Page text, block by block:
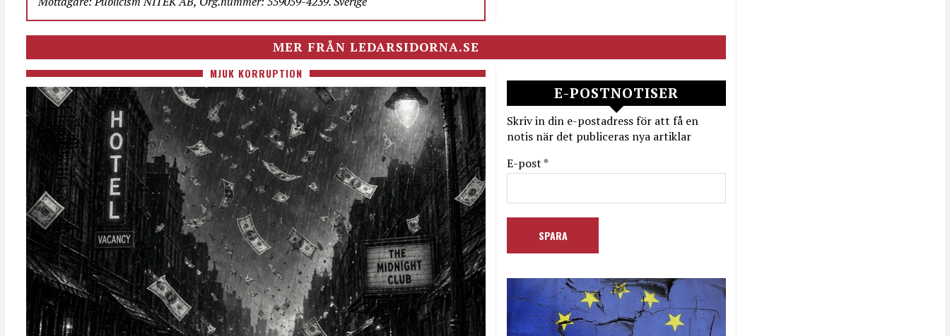
MER FRÅN LEDARSIDORNA.SE
MJUK KORRUPTION
E-POSTNOTISER
Skriv in din e-postadress för att få en
notis när det publiceras nya artiklar
E-post *